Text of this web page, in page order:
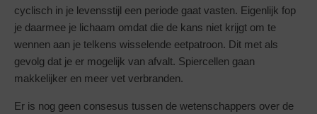
cyclisch in je levensstijl een periode gaat vasten. Eigenlijk fop
je daarmee je lichaam omdat die de kans niet krijgt om te
wennen aan je telkens wisselende eetpatroon. Dit met als
gevolg dat je er mogelijk van afvalt. Spiercellen gaan
makkelijker en meer vet verbranden.
Er is nog geen consesus tussen de wetenschappers over de